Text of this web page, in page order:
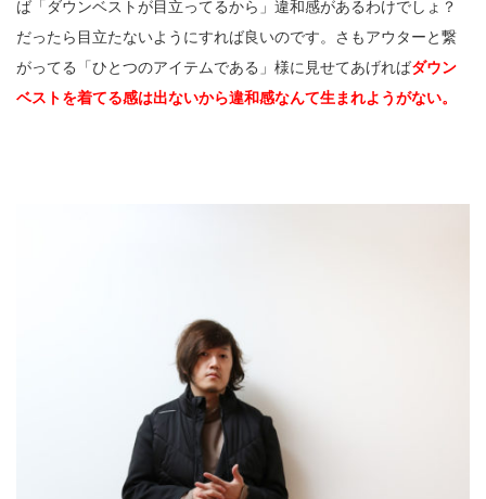
ば「ダウンベストが目立ってるから」違和感があるわけでしょ？
だったら目立たないようにすれば良いのです。さもアウターと繋
がってる「ひとつのアイテムである」様に見せてあげればダウン
ベストを着てる感は出ないから違和感なんて生まれようがない。